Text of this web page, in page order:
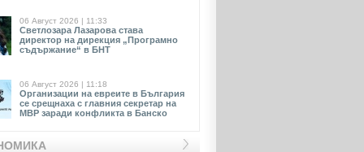
06 Август 2026 | 11:33
Светлозара Лазарова става
директор на дирекция „Програмно
съдържание“ в БНТ
06 Август 2026 | 11:18
Организации на евреите в България
се срещнаха с главния секретар на
МВР заради конфликта в Банско